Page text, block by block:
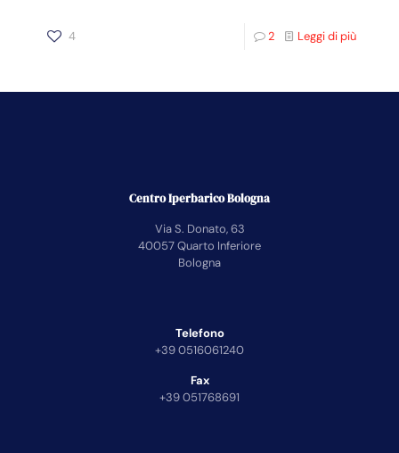
4 2 Leggi di più
Centro Iperbarico Bologna
Via S. Donato, 63
40057 Quarto Inferiore
Bologna
Telefono
+39 0516061240
Fax
+39 051768691